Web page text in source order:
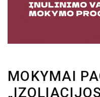
MOKYMAI